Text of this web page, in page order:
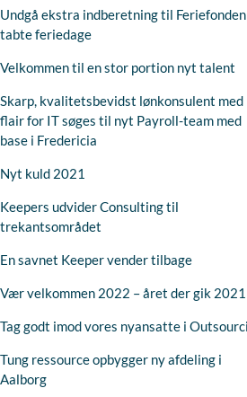
Undgå ekstra indberetning til
tabte feriedage
Velkommen til en stor portion nyt talent
Skarp, kvalitetsbevidst lønkonsulent med
flair for IT søges til nyt Payroll-team med
base i Fredericia
Nyt kuld 2021
Keepers udvider Consulting til
trekantsområdet
En savnet Keeper vender tilbage
Vær velkommen 2022 – året der gik 2021
Tag godt imod vores nyansatte i
Tung ressource opbygger ny afdeling i
Aalborg